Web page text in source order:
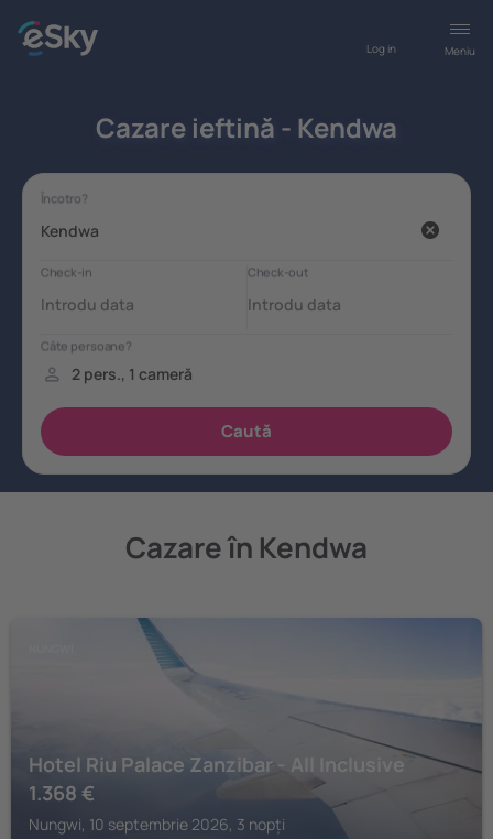
Meniu
Log in
Cazare ieftină - Kendwa
Cazare în Kendwa
Hotel Riu Palace Zanzibar - All Inclusive
1.368 €
Nungwi, 10 septembrie 2026, 3 nopți